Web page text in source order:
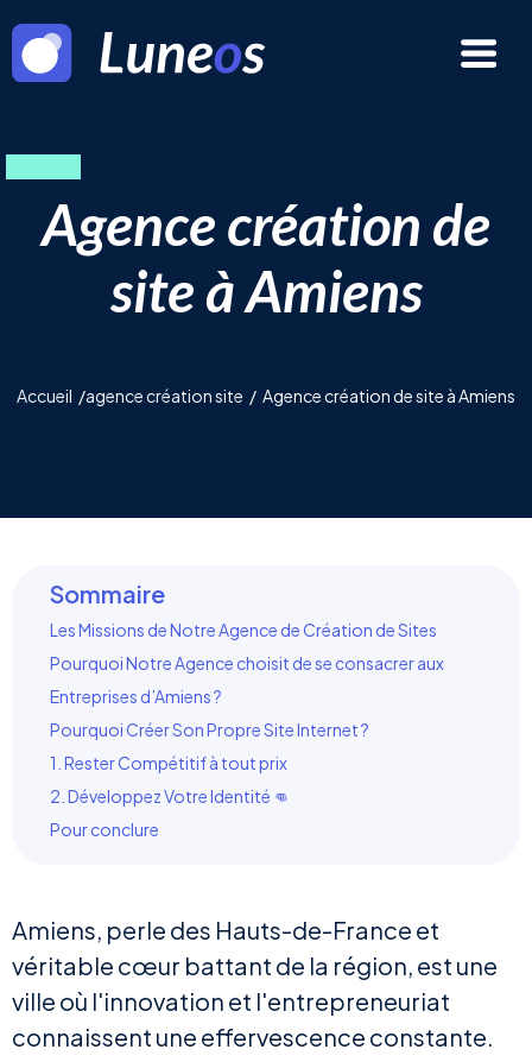
Agence création de
site à Amiens
Accueil /agence création site / Agence création de site à Amiens
Sommaire
Les Missions de Notre Agence de Création de Sites
Pourquoi Notre Agence choisit de se consacrer aux
Entreprises d’Amiens ?
Pourquoi Créer Son Propre Site Internet ?
1. Rester Compétitif à tout prix
2. Développez Votre Identité 👊
Pour conclure
Amiens, perle des Hauts-de-France et
véritable cœur battant de la région, est une
ville où l'innovation et l'entrepreneuriat
connaissent une effervescence constante.